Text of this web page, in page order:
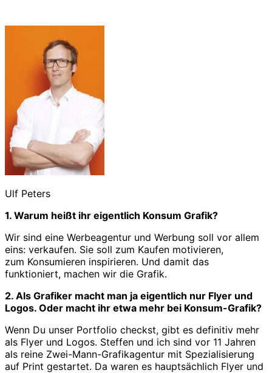
Ulf Peters
1. Warum heißt ihr eigentlich Konsum Grafik?
Wir sind eine Werbeagentur und Werbung soll vor allem
eins: verkaufen. Sie soll zum Kaufen motivieren,
zum Konsumieren inspirieren. Und damit das
funktioniert, machen wir die Grafik.
2. Als Grafiker macht man ja eigentlich nur Flyer und
Logos. Oder macht ihr etwa mehr bei Konsum-Grafik?
Wenn Du unser Portfolio checkst, gibt es definitiv mehr
als Flyer und Logos. Steffen und ich sind vor 11 Jahren
als reine Zwei-Mann-Grafikagentur mit Spezialisierung
auf Print gestartet. Da waren es hauptsächlich Flyer und